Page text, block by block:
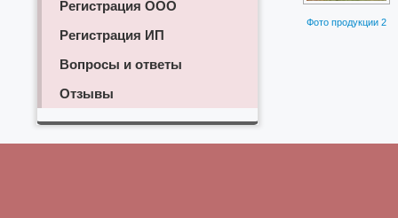
Регистрация ООО
Регистрация ИП
Вопросы и ответы
Отзывы
Фото продукции 2